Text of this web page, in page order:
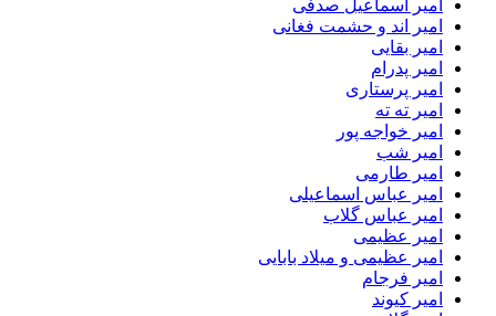
امیر اسماعیل صدفی
امیر اند و حشمت فغانی
امیر بقایی
امیر پدرام
امیر پرستاری
امیر ته ته
امیر خواجه پور
امیر شب
امیر طارمی
امیر عباس اسماعیلی
امیر عباس گلاب
امیر عظیمی
امیر عظیمی و میلاد بابایی
امیر فرجام
امیر کیوند